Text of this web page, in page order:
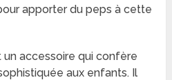
apporter du peps à cette
accessoire qui confère
aux enfants. Il